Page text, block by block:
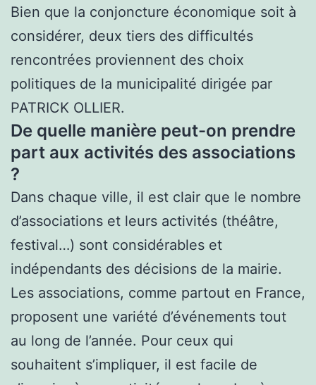
Bien que la conjoncture économique soit à
considérer, deux tiers des difficultés
rencontrées proviennent des choix
politiques de la municipalité dirigée par
PATRICK OLLIER.
De quelle manière peut-on prendre
part aux activités des associations
?
Dans chaque ville, il est clair que le nombre
d’associations et leurs activités (théâtre,
festival…) sont considérables et
indépendants des décisions de la mairie.
Les associations, comme partout en France,
proposent une variété d’événements tout
au long de l’année. Pour ceux qui
souhaitent s’impliquer, il est facile de